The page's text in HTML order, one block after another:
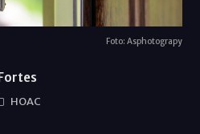
Foto: Asphotograpy
HOAC